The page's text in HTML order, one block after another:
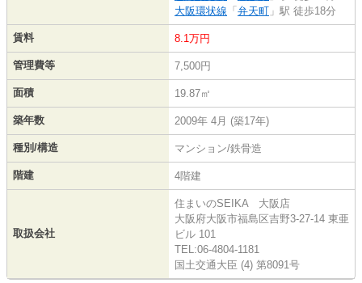
大阪環状線 「 弁天町 」駅 徒歩18分
賃料 8.1万円
管理費等 7,500円
面積 19.87㎡
築年数 2009年 4月 (築17年)
種別/構造 マンション/鉄骨造
階建 4階建
取扱会社
住まいのSEIKA 大阪店
大阪府大阪市福島区吉野3-27-14 東亜
ビル 101
TEL:06-4804-1181
国土交通大臣 (4) 第8091号